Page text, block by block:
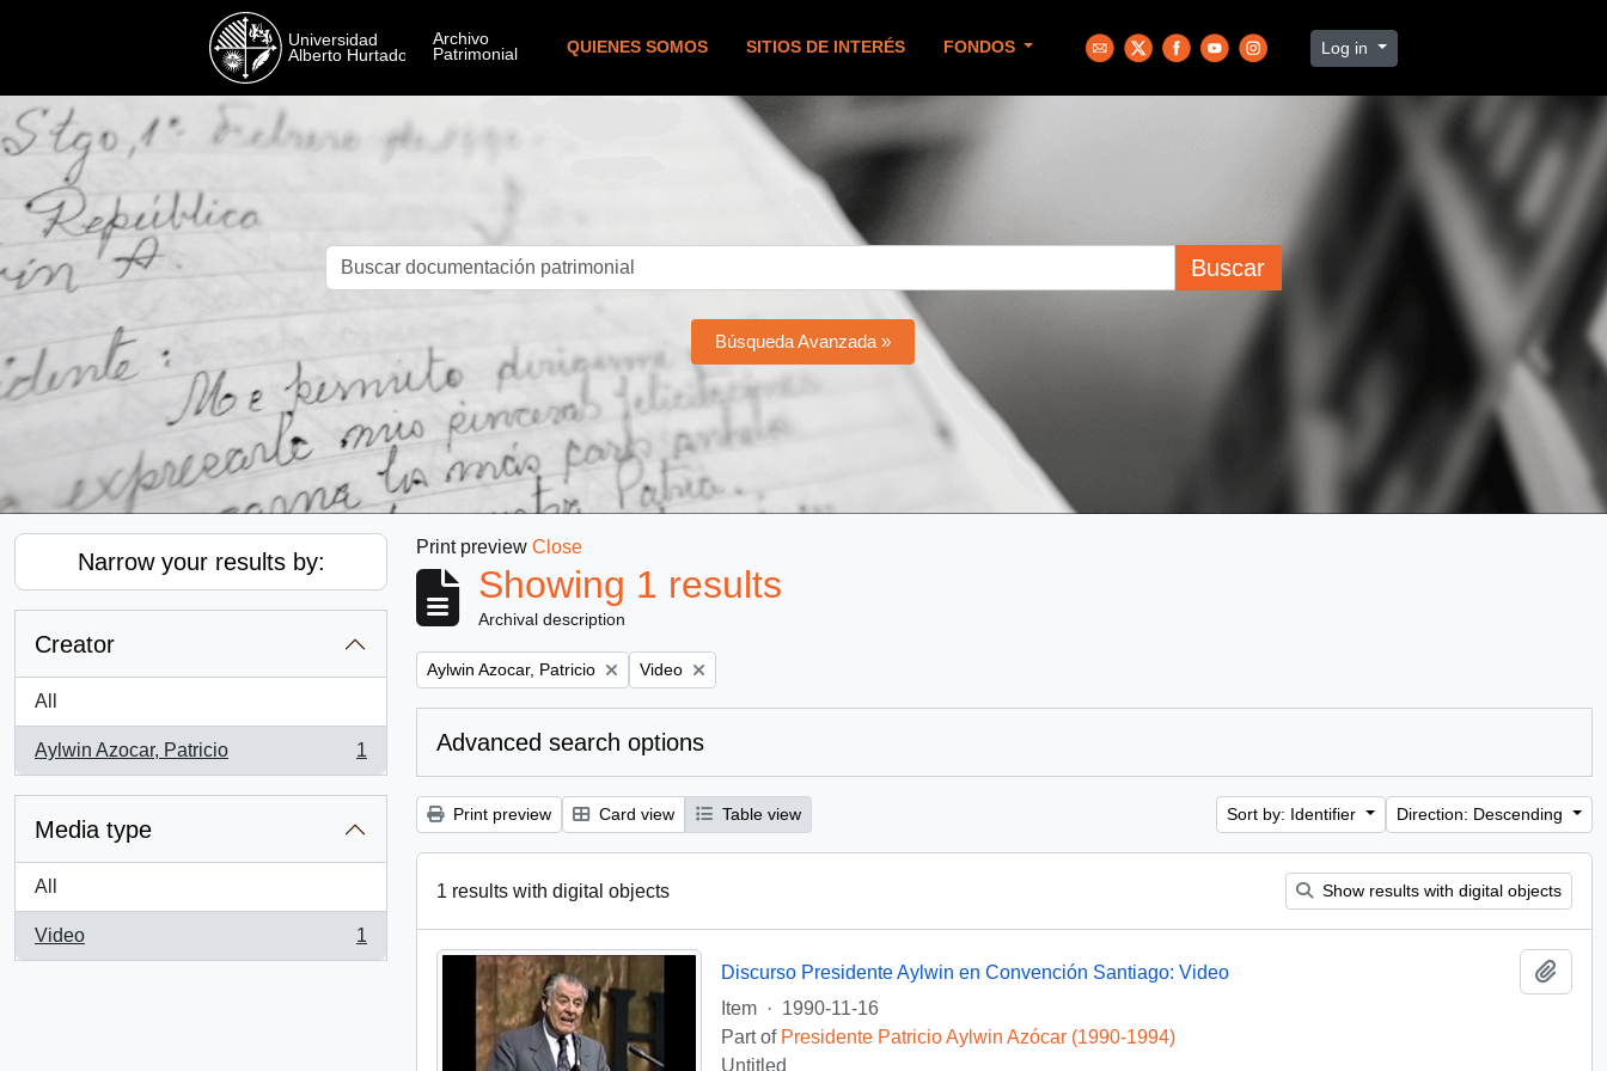
QUIENES SOMOS SITIOS DE INTERÉS FONDOS Log in
Buscar
Búsqueda Avanzada »
Narrow your results by:
Creator
All
Aylwin Azocar, Patricio
, 1 results
1
Media type
All
Video
, 1 results
1
Print preview Close
Showing 1 results
Archival description
Remove filter:
Aylwin Azocar, Patricio Remove filter:
Video
Advanced search options
Print preview Card view Table view Sort by: Identifier Direction: Descending
1 results with digital objects Show results with digital objects
Discurso Presidente Aylwin en Convención Santiago: Video
Item
· 1990-11-16
Part of Presidente Patricio Aylwin Azócar (1990-1994)
Untitled